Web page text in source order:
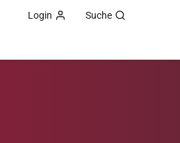
Login Suche